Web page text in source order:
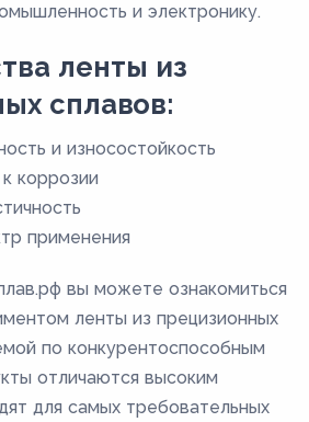
и электронику.
ленты из
сплавов:
и износостойкость
коррозии
применения
вы можете ознакомиться
ленты из прецизионных
по конкурентоспособным
отличаются высоким
для самых требовательных